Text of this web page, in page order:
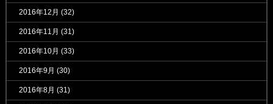
2016年12月 (32)
2016年11月 (31)
2016年10月 (33)
2016年9月 (30)
2016年8月 (31)